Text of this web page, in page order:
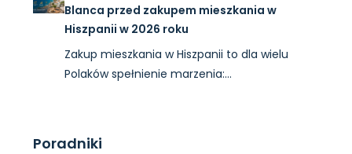
Blanca przed zakupem mieszkania w
Hiszpanii w 2026 roku
Zakup mieszkania w Hiszpanii to dla wielu
Polaków spełnienie marzenia:…
Poradniki